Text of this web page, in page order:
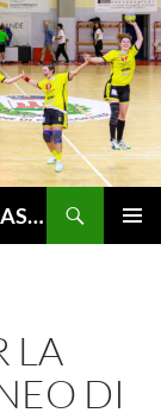
G.S.D. PALLAMANO SPALLANZANI CASALGRANDE
LA
DI